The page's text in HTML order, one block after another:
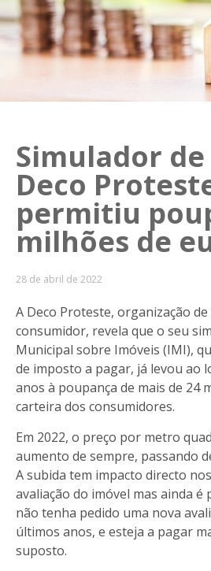
Simulador de
Deco
permitiu
milhões de
28 de abril de 2022
A Deco Proteste, organização
consumidor, revela que o seu
Municipal sobre Imóveis (IMI),
de imposto a pagar, já levou ao
anos à poupança de mais de 24
carteira dos consumidores.
Em 2022, o preço por metro
aumento de sempre, passando
A subida tem impacto directo
avaliação do imóvel mas ainda é
não tenha pedido uma nova
últimos anos, e esteja a pagar
suposto.